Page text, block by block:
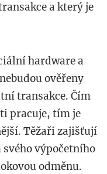
a který je
hardware a
ověřeny
transakce. Čím
pracuje, tím je
Těžaři zajišťují
výpočetního
odměnu.